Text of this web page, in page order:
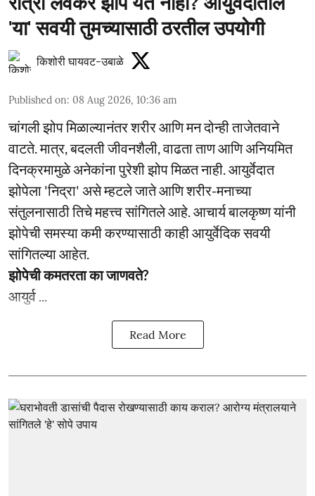
'या' सवयी तुमच्यासाठी ठरतील उपयोगी
किशोरी घायवट-उबाळे
Published on: 08 Aug 2026, 10:36 am
चांगली झोप मिळाल्यानंतर शरीर आणि मन दोन्ही ताजेतवाने
वाटते. मात्र, बदलती जीवनशैली, वाढता ताण आणि अनियमित
दिनक्रमामुळे अनेकांना पुरेशी झोप मिळत नाही. आयुर्वेदात
झोपेला 'निद्रा' असे म्हटले जाते आणि शरीर-मनाच्या
संतुलनासाठी तिचे महत्त्व सांगितले आहे. आचार्य बालकृष्ण यांनी
झोपेची समस्या कमी करण्यासाठी काही आयुर्वेदिक सवयी
सांगितल्या आहेत.
झोपेची कमतरता का जाणवते?
आयुर्व ...
Read More